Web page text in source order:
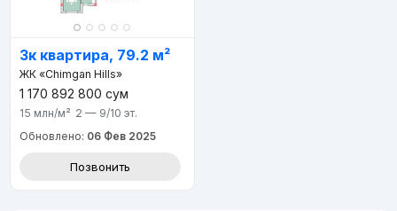
3к квартира, 79.2 м²
ЖК «Chimgan Hills»
1 170 892 800 сум
15 млн/м² 2 — 9/10 эт.
Обновлено: 06 Фев 2025
Позвонить